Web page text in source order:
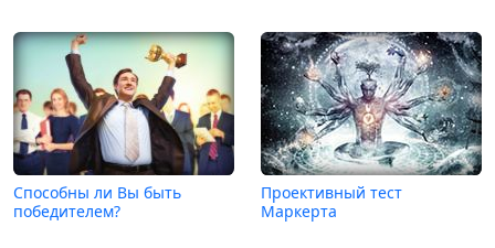
Способны ли Вы быть
победителем?
Проективный тест
Маркерта